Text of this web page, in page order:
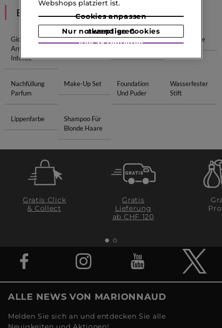
EMPFEHLUNGEN
Giorgio
Armani
Intense
Chloe Intense
Burberry
Noir Intense
Nachfüllung
Parfum
Make-Up Set
Foundation
Und Puder
Wasserfester
Stift
Lippenfarbe
Shampoo Für
Blonde Haare
Gratis Click
& Collect
Gratis
Lieferung
ab CHF 120
ALLE NEWS VON MARIONNAUD
Melden Sie sich an und entdecken Sie alle
Webshops platziert ist.
Cookies anpassen
Nur notwendige Cookies akzeptieren
Alle akzeptieren